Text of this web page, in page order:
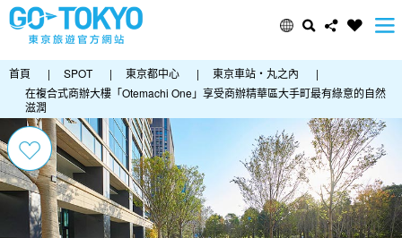
首頁 | SPOT | 東京都中心 | 東京車站・丸之內
|
在複合式商辦大樓「Otemachi One」享受商辦精華區大手町最有綠意的自然
滋潤